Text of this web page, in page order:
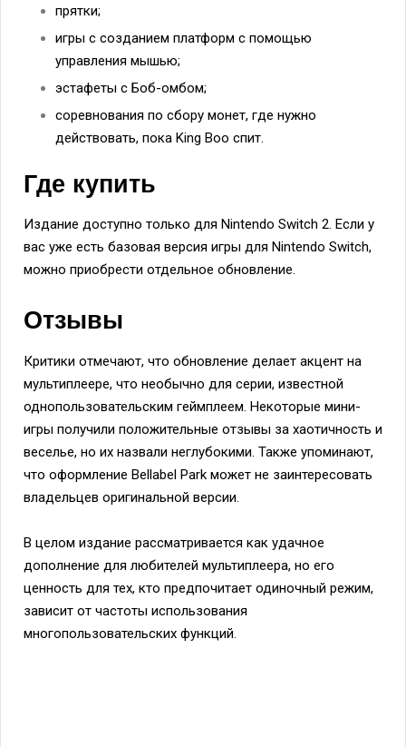
прятки;
игры с созданием платформ с помощью
управления мышью;
эстафеты с Боб-омбом;
соревнования по сбору монет, где нужно
действовать, пока King Boo спит.
Где купить
Издание доступно только для Nintendo Switch 2. Если у
вас уже есть базовая версия игры для Nintendo Switch,
можно приобрести отдельное обновление.
Отзывы
Критики отмечают, что обновление делает акцент на
мультиплеере, что необычно для серии, известной
однопользовательским геймплеем. Некоторые мини-
игры получили положительные отзывы за хаотичность и
веселье, но их назвали неглубокими. Также упоминают,
что оформление Bellabel Park может не заинтересовать
владельцев оригинальной версии.
В целом издание рассматривается как удачное
дополнение для любителей мультиплеера, но его
ценность для тех, кто предпочитает одиночный режим,
зависит от частоты использования
многопользовательских функций.